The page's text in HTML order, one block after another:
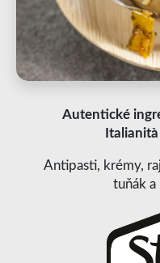
Autentické
Antipasti, krémy,
tuňák a